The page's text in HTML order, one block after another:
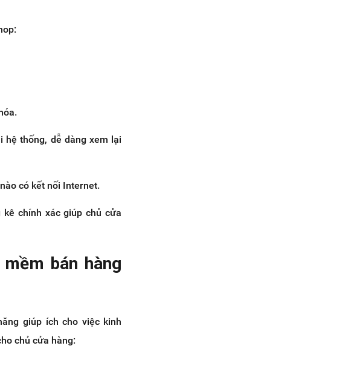
hệ thống, dễ dàng xem lại
có kết nối Internet.
chính xác giúp chủ cửa
bán hàng
giúp ích cho việc kinh
chủ cửa hàng: